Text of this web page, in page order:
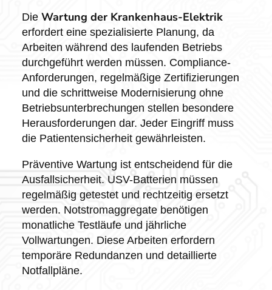
Die Wartung der Krankenhaus-Elektrik
erfordert eine spezialisierte Planung, da
Arbeiten während des laufenden Betriebs
durchgeführt werden müssen. Compliance-
Anforderungen, regelmäßige Zertifizierungen
und die schrittweise Modernisierung ohne
Betriebsunterbrechungen stellen besondere
Herausforderungen dar. Jeder Eingriff muss
die Patientensicherheit gewährleisten.
Präventive Wartung ist entscheidend für die
Ausfallsicherheit. USV-Batterien müssen
regelmäßig getestet und rechtzeitig ersetzt
werden. Notstromaggregate benötigen
monatliche Testläufe und jährliche
Vollwartungen. Diese Arbeiten erfordern
temporäre Redundanzen und detaillierte
Notfallpläne.